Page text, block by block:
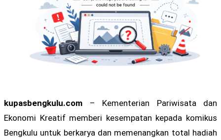
kupasbengkulu.com – Kementerian Pariwisata dan
Ekonomi Kreatif memberi kesempatan kepada komikus
Bengkulu untuk berkarya dan memenangkan total hadiah